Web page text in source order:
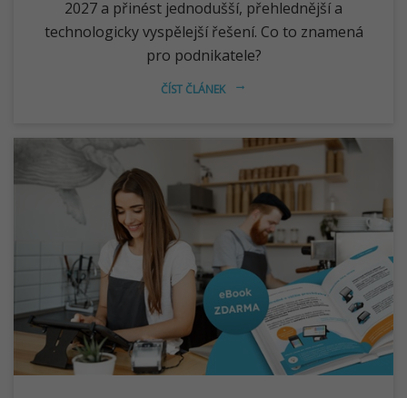
2027 a přinést jednodušší, přehlednější a
technologicky vyspělejší řešení. Co to znamená
pro podnikatele?
arrow_right_alt
ČÍST ČLÁNEK